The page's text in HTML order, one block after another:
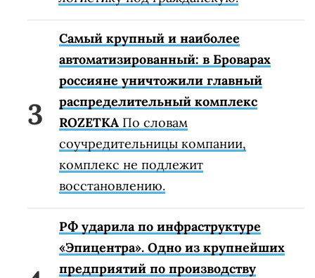
Самый крупный и наиболее
автоматизированный: в Броварах
россияне уничтожили главный
распределительный комплекс
ROZETKA По словам
соучредительницы компании,
комплекс не подлежит
восстановлению.
РФ ударила по инфраструктуре
«Эпицентра». Одно из крупнейших
предприятий по производству